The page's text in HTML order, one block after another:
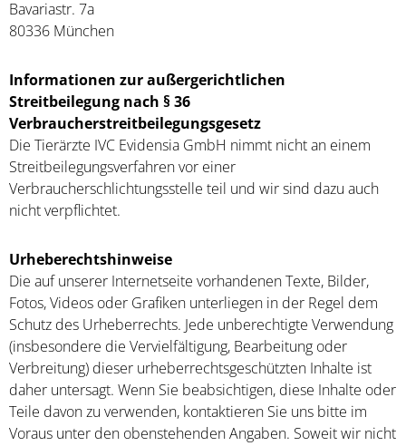
Bavariastr. 7a
80336 München
Informationen zur außergerichtlichen
Streitbeilegung nach § 36
Verbraucherstreitbeilegungsgesetz
Die Tierärzte IVC Evidensia GmbH nimmt nicht an einem
Streitbeilegungsverfahren vor einer
Verbraucherschlichtungsstelle teil und wir sind dazu auch
nicht verpflichtet.
Urheberechtshinweise
Die auf unserer Internetseite vorhandenen Texte, Bilder,
Fotos, Videos oder Grafiken unterliegen in der Regel dem
Schutz des Urheberrechts. Jede unberechtigte Verwendung
(insbesondere die Vervielfältigung, Bearbeitung oder
Verbreitung) dieser urheberrechtsgeschützten Inhalte ist
daher untersagt. Wenn Sie beabsichtigen, diese Inhalte oder
Teile davon zu verwenden, kontaktieren Sie uns bitte im
Voraus unter den obenstehenden Angaben. Soweit wir nicht